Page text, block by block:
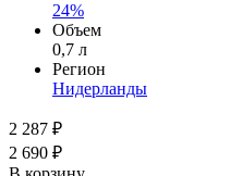
24%
Объем
0,7 л
Регион
Нидерланды
2 287 ₽
2 690 ₽